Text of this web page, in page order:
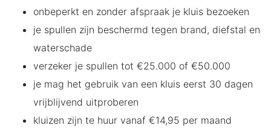
onbeperkt en zonder afspraak je kluis bezoeken
je spullen zijn beschermd tegen brand, diefstal en
waterschade
verzeker je spullen tot €25.000 of €50.000
je mag het gebruik van een kluis eerst 30 dagen
vrijblijvend uitproberen
kluizen zijn te huur vanaf €14,95 per maand